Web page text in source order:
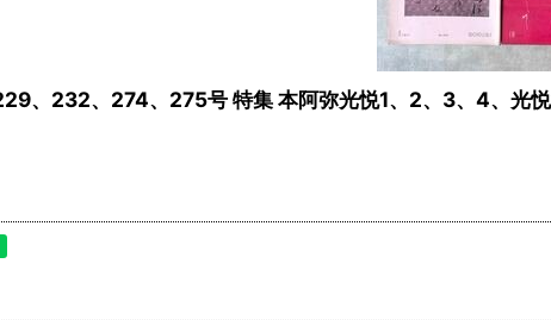
、232、274、275号 特集 本阿弥光悦1、2、3、4、光